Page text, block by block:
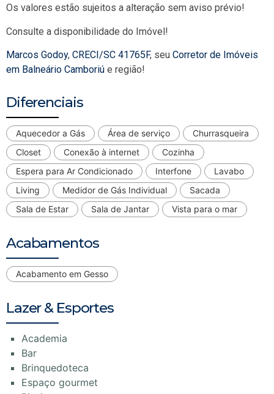
Os valores estão sujeitos a alteração sem aviso prévio!
Consulte a disponibilidade do Imóvel!
Marcos Godoy, CRECI/SC 41765F, seu Corretor de Imóveis
em Balneário Camboriú e região!
Diferenciais
Aquecedor a Gás Área de serviço
Churrasqueira
Closet
Conexão à internet
Cozinha
Espera para Ar Condicionado
Interfone
Lavabo
Living
Medidor de Gás Individual
Sacada
Sala de Estar
Sala de Jantar Vista para o mar
Acabamentos
Acabamento em Gesso
Lazer & Esportes
Academia
Bar
Brinquedoteca
Espaço gourmet